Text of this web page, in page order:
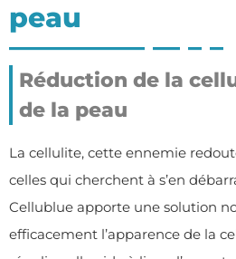
peau
Réduction de la
de la peau
La cellulite, cette ennemie
celles qui cherchent à s’en
Cellublue apporte une solution
efficacement l’apparence de la